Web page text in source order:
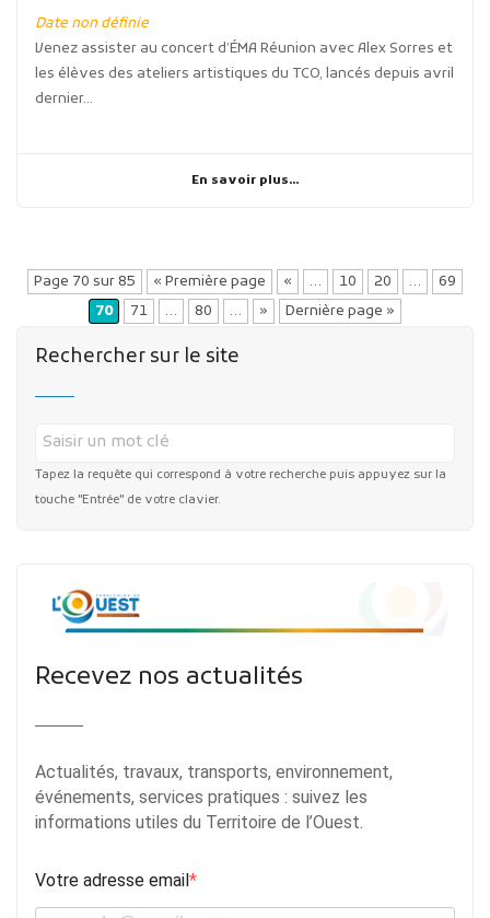
Date non définie
Venez assister au concert d’ÉMA Réunion avec Alex Sorres et
les élèves des ateliers artistiques du TCO, lancés depuis avril
dernier...
En savoir plus...
Page 70 sur 85 « Première page « … 10 20 …
69
70
71 … 80 … » Dernière page »
Rechercher sur le site
Tapez la requête qui correspond à votre recherche puis appuyez sur la
touche "Entrée" de votre clavier.
Recevez nos actualités
Actualités, travaux, transports, environnement,
événements, services pratiques : suivez les
informations utiles du Territoire de l’Ouest.
Votre adresse email